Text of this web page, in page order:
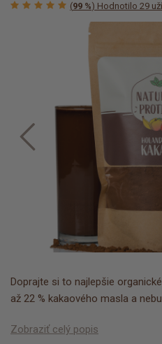
(99 %) Hodnotilo 29
Doprajte si to najlepšie
až 22 % kakaového masla a
Zobraziť celý popis